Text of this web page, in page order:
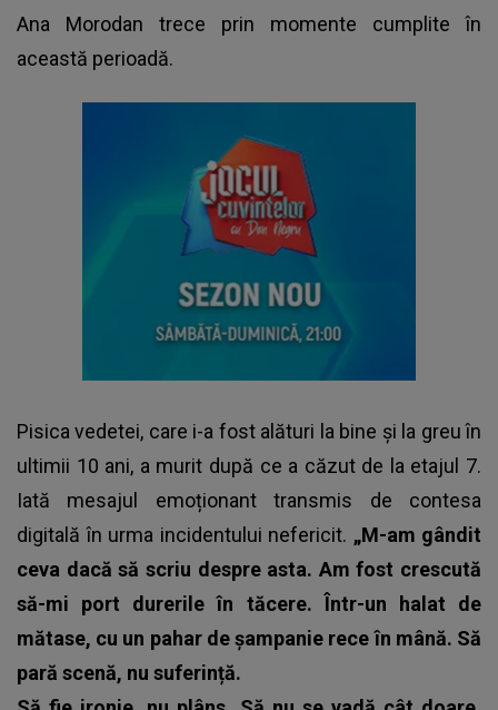
Ana Morodan trece prin momente cumplite în
această perioadă.
Pisica vedetei, care i-a fost alături la bine și la greu în
ultimii 10 ani, a murit după ce a căzut de la etajul 7.
Iată mesajul emoționant transmis de contesa
digitală în urma incidentului nefericit. „M-am gândit
ceva dacă să scriu despre asta. Am fost crescută
să-mi port durerile în tăcere. Într-un halat de
mătase, cu un pahar de șampanie rece în mână. Să
pară scenă, nu suferință.